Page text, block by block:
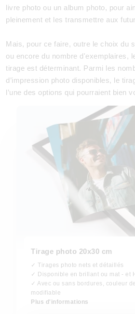
livre photo ou un album photo, pour
pleinement et les transmettre aux
Mais, pour ce faire, outre le choix du
ou encore du nombre d'exemplaires,
tirage est déterminant. Parmi les
d’impression photo disponibles, le
l’une des options qui pourraient bien
Tirage photo 20x30 cm
✓ Tirages photo nets et détaillés
✓ Disponible en brillant ou mat - et
✓ Avec ou sans bordures, couleur
modifiable
Plus d'informations